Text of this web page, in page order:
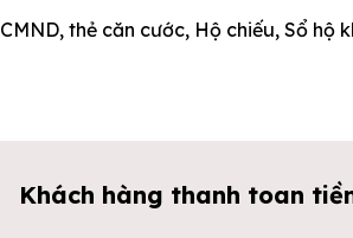
CMND, thẻ căn cước, Hộ chiếu, Sổ hộ
Khách hàng thanh toan